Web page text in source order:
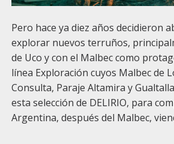
Pero hace ya diez años decidieron
explorar nuevos terruños,
de Uco y con el Malbec como
línea Exploración cuyos Malbec de
Consulta, Paraje Altamira y
esta selección de DELIRIO, para
Argentina, después del Malbec,